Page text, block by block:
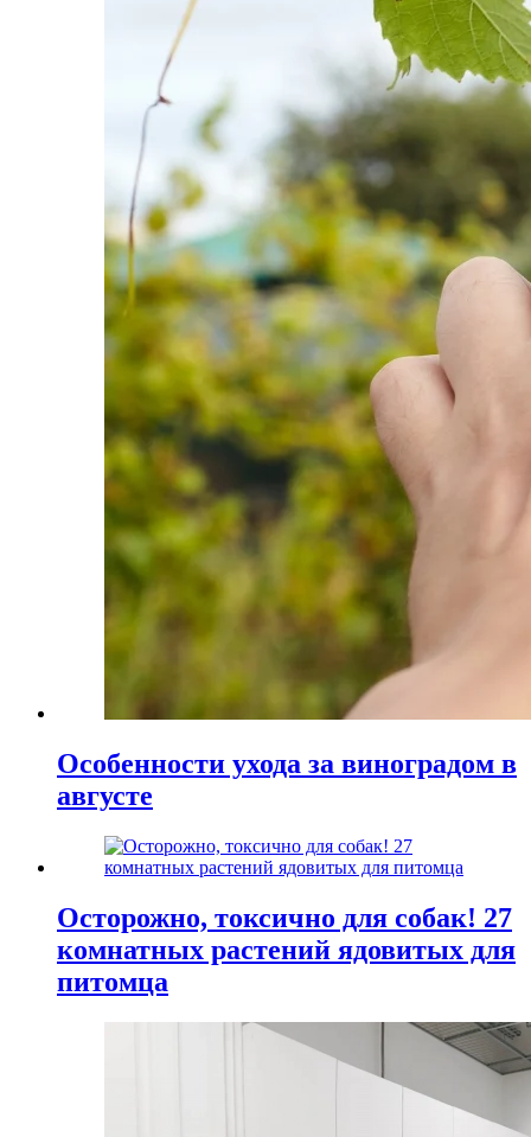
Особенности ухода за виноградом в
августе
Осторожно, токсично для собак! 27
комнатных растений ядовитых для
питомца